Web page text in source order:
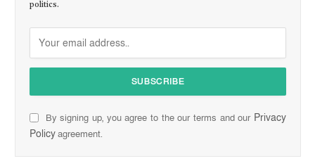
politics.
By signing up, you agree to the our terms and our Privacy
Policyagreement.